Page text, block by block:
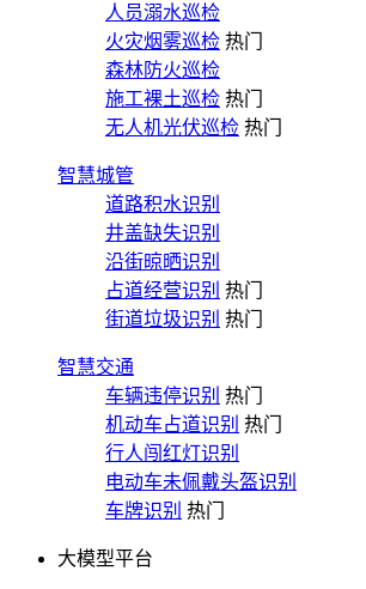
人员溺水巡检
火灾烟雾巡检 热门
森林防火巡检
施工裸土巡检 热门
无人机光伏巡检 热门
智慧城管
道路积水识别
井盖缺失识别
沿街晾晒识别
占道经营识别 热门
街道垃圾识别 热门
智慧交通
车辆违停识别 热门
机动车占道识别 热门
行人闯红灯识别
电动车未佩戴头盔识别
车牌识别 热门
大模型平台